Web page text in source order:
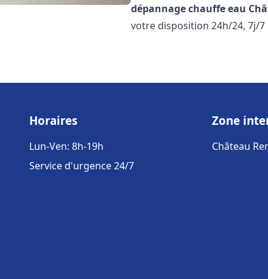
dépannage chauffe eau
votre disposition 24h/24, 7j/
Horaires
Lun-Ven: 8h-19h
Service d'urgence 24/7
Zone
Château